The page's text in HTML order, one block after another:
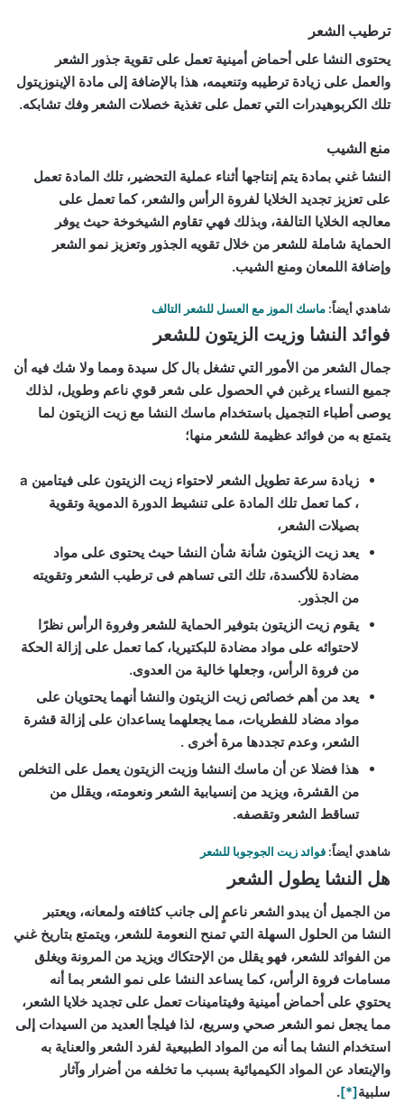
ترطيب الشعر
يحتوى النشا على أحماض أمينية تعمل على تقوية جذور الشعر
والعمل على زيادة ترطيبه وتنعيمه، هذا بالإضافة إلى مادة الإينوزيتول
تلك الكربوهيدرات التي تعمل على تغذية خصلات الشعر وفك تشابكه.
منع الشيب
النشا غني بمادة يتم إنتاجها أثناء عملية التحضير، تلك المادة تعمل
على تعزيز تجديد الخلايا لفروة الرأس والشعر، كما تعمل على
معالجه الخلايا التالفة، وبذلك فهي تقاوم الشيخوخة حيث يوفر
الحماية شاملة للشعر من خلال تقويه الجذور وتعزيز نمو الشعر
وإضافة اللمعان ومنع الشيب.
شاهدي أيضاً: ماسك الموز مع العسل للشعر التالف
فوائد النشا وزيت الزيتون للشعر
جمال الشعر من الأمور التي تشغل بال كل سيدة ومما ولا شك فيه أن
جميع النساء يرغبن في الحصول على شعر قوي ناعم وطويل، لذلك
يوصى أطباء التجميل باستخدام ماسك النشا مع زيت الزيتون لما
يتمتع به من فوائد عظيمة للشعر منها؛
زيادة سرعة تطويل الشعر لاحتواء زيت الزيتون على فيتامين a
، كما تعمل تلك المادة على تنشيط الدورة الدموية وتقوية
بصيلات الشعر،
يعد زيت الزيتون شأنة شأن النشا حيث يحتوى على مواد
مضادة للأكسدة، تلك التى تساهم فى ترطيب الشعر وتقويته
من الجذور.
يقوم زيت الزيتون بتوفير الحماية للشعر وفروة الرأس نظرًا
لاحتوائه على مواد مضادة للبكتيريا، كما تعمل على إزالة الحكة
من فروة الرأس، وجعلها خالية من العدوى.
يعد من أهم خصائص زيت الزيتون والنشا أنهما يحتويان على
مواد مضاد للفطريات، مما يجعلهما يساعدان على إزالة قشرة
الشعر، وعدم تجددها مرة أخرى .
هذا فضلا عن أن ماسك النشا وزيت الزيتون يعمل على التخلص
من القشرة، ويزيد من إنسيابية الشعر ونعومته، ويقلل من
تساقط الشعر وتقصفه.
شاهدي أيضاً: فوائد زيت الجوجوبا للشعر
هل النشا يطول الشعر
من الجميل أن يبدو الشعر ناعمٍ إلى جانب كثافته ولمعانه، ويعتبر
النشا من الحلول السهلة التي تمنح النعومة للشعر، ويتمتع بتاريخ غني
من الفوائد للشعر، فهو يقلل من الإحتكاك ويزيد من المرونة ويغلق
مسامات فروة الرأس، كما يساعد النشا على نمو الشعر بما أنه
يحتوي على أحماض أمينية وفيتامينات تعمل على تجديد خلايا الشعر،
مما يجعل نمو الشعر صحي وسريع، لذا فيلجأ العديد من السيدات إلى
استخدام النشا بما أنه من المواد الطبيعية لفرد الشعر والعناية به
والإبتعاد عن المواد الكيميائية بسبب ما تخلفه من أضرار وآثار
سلبية[*]
.